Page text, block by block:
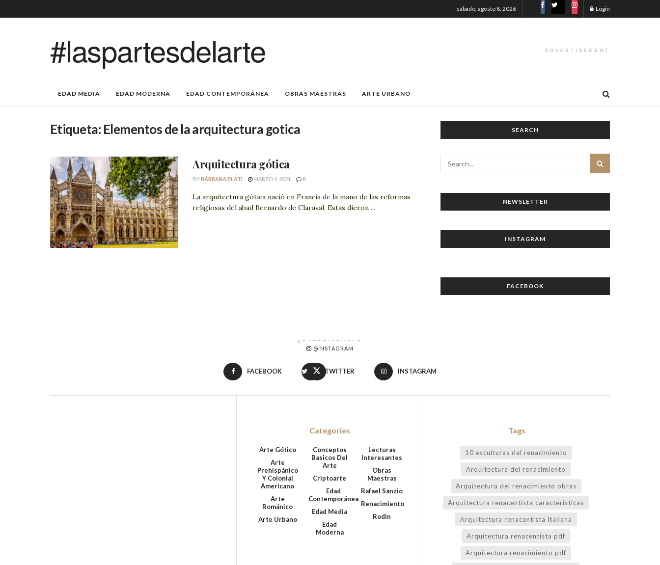
sábado, agosto 8, 2026 Login
#laspartesdelarte ADVERTISEMENT
EDAD MEDIA EDAD MODERNA EDAD CONTEMPORÁNEA OBRAS MAESTRAS ARTE URBANO
Etiqueta: Elementos de la arquitectura gotica
Arquitectura gótica
BYBÁRBARA BLATI MARZO 4, 2021 0
La arquitectura gótica nació en Francia de la mano de las reformas
religiosas del abad Bernardo de Claraval. Estas dieron ...
SEARCH
NEWSLETTER
INSTAGRAM
FACEBOOK
ADVERTISEMENT
@INSTAGRAM
FACEBOOK TWITTER INSTAGRAM
Categories
Arte Gótico
Arte
Prehispánico
Y Colonial
Americano
Arte
Románico
Arte Urbano
Conceptos
Basicos Del
Arte
Criptoarte
Edad
Contemporánea
Edad Media
Edad
Moderna
Lecturas
Interesantes
Obras
Maestras
Rafael Sanzio
Renacimiento
Rodin
Tags
10 esculturas del renacimiento
Arquitectura del renacimiento
Arquitectura del renacimiento obras
Arquitectura renacentista caracteristicas
Arquitectura renacentista italiana
Arquitectura renacentista pdf
Arquitectura renacimiento pdf